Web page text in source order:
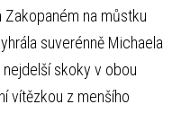
na můstku
suverénně Michaela
skoky v obou
vítězkou z menšího